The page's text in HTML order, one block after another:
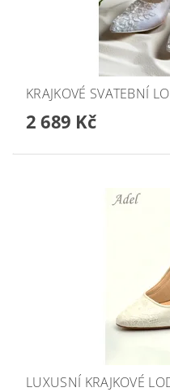
KRAJKOVÉ SVATEBNÍ
2 689 Kč
LUXUSNÍ KRAJKOVÉ